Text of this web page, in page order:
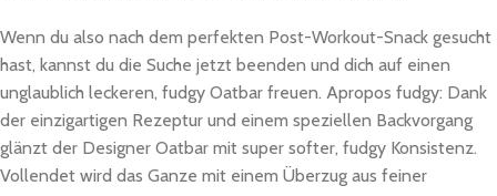
Wenn du also nach dem perfekten Post-Workout-Snack gesucht
hast, kannst du die Suche jetzt beenden und dich auf einen
unglaublich leckeren, fudgy Oatbar freuen. Apropos fudgy: Dank
der einzigartigen Rezeptur und einem speziellen Backvorgang
glänzt der Designer Oatbar mit super softer, fudgy Konsistenz.
Vollendet wird das Ganze mit einem Überzug aus feiner